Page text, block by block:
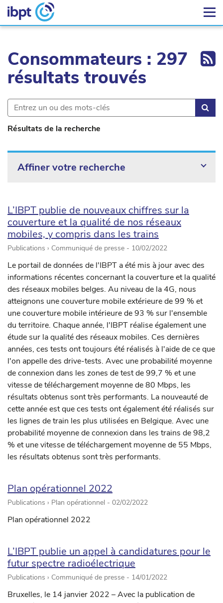
Consommateurs : 297
résultats trouvés
Résultats de la recherche
Affiner votre recherche
L’IBPT publie de nouveaux chiffres sur la
couverture et la qualité de nos réseaux
mobiles, y compris dans les trains
Publications › Communiqué de presse - 10/02/2022
Le portail de données de l'IBPT a été mis à jour avec des
informations récentes concernant la couverture et la qualité
des réseaux mobiles belges. Au niveau de la 4G, nous
atteignons une couverture mobile extérieure de 99 % et
une couverture mobile intérieure de 93 % sur l'ensemble
du territoire. Chaque année, l'IBPT réalise également une
étude sur la qualité des réseaux mobiles. Ces dernières
années, ces tests ont toujours été réalisés à l'aide de ce que
l'on appelle des drive-tests. Avec une probabilité moyenne
de connexion dans les zones de test de 99,7 % et une
vitesse de téléchargement moyenne de 80 Mbps, les
résultats obtenus sont très performants. La nouveauté de
cette année est que ces tests ont également été réalisés sur
les lignes de train les plus utilisées en Belgique. Avec une
probabilité moyenne de connexion dans les trains de 98,2
% et une vitesse de téléchargement moyenne de 55 Mbps,
les résultats obtenus sont très performants.
Plan opérationnel 2022
Publications › Plan opérationnel - 02/02/2022
Plan opérationnel 2022
L’IBPT publie un appel à candidatures pour le
futur spectre radioélectrique
Publications › Communiqué de presse - 14/01/2022
Bruxelles, le 14 janvier 2022 – Avec la publication de